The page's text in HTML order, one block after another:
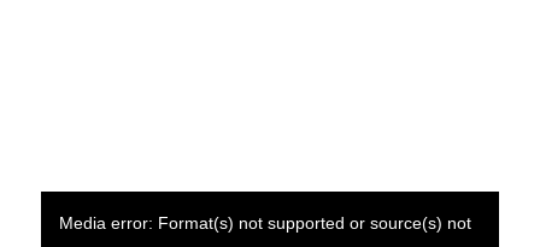
Media error: Format(s) not supported or source(s) not